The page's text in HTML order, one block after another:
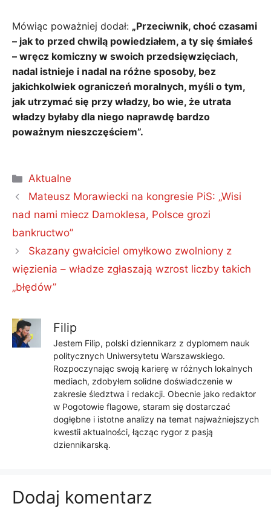
Mówiąc poważniej dodał: „Przeciwnik, choć czasami
– jak to przed chwilą powiedziałem, a ty się śmiałeś
– wręcz komiczny w swoich przedsięwzięciach,
nadal istnieje i nadal na różne sposoby, bez
jakichkolwiek ograniczeń moralnych, myśli o tym,
jak utrzymać się przy władzy, bo wie, że utrata
władzy byłaby dla niego naprawdę bardzo
poważnym nieszczęściem”.
Kategorie
Aktualne
Mateusz Morawiecki na kongresie PiS: „Wisi
nad nami miecz Damoklesa, Polsce grozi
bankructwo”
Skazany gwałciciel omyłkowo zwolniony z
więzienia – władze zgłaszają wzrost liczby takich
„błędów”
Filip
Jestem Filip, polski dziennikarz z dyplomem nauk
politycznych Uniwersytetu Warszawskiego.
Rozpoczynając swoją karierę w różnych lokalnych
mediach, zdobyłem solidne doświadczenie w
zakresie śledztwa i redakcji. Obecnie jako redaktor
w Pogotowie flagowe, staram się dostarczać
dogłębne i istotne analizy na temat najważniejszych
kwestii aktualności, łącząc rygor z pasją
dziennikarską.
Dodaj komentarz